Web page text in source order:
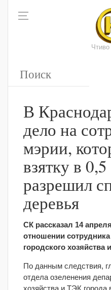
Чтиво
В
дело на
мэрии,
взятку в
разрешил
деревья
СК рассказал 14
отношении
городского хозяйства
По данным следствия,
отдела озеленения
хозяйства и ТЭК города